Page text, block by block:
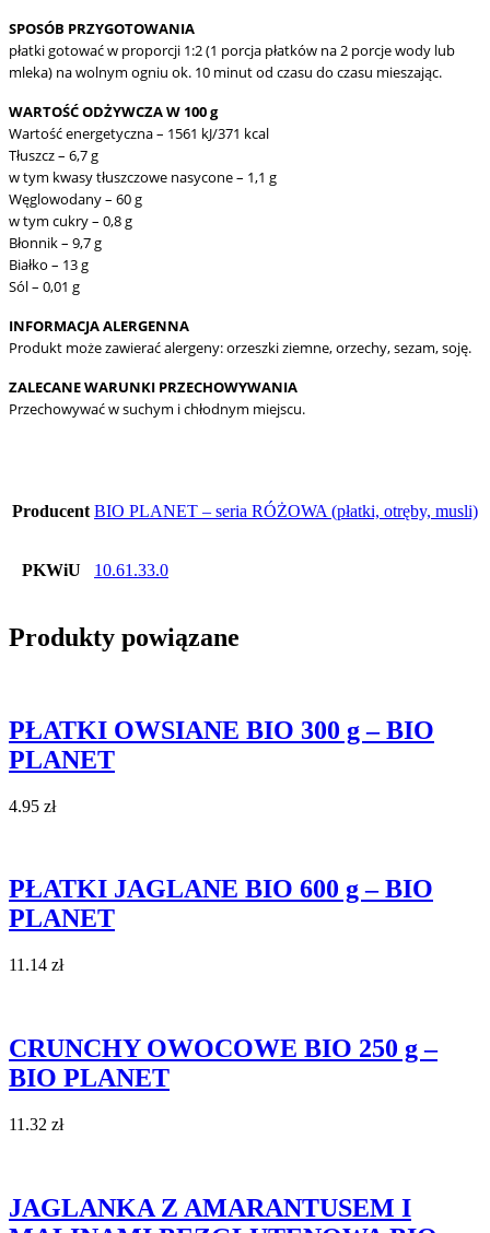
SPOSÓB PRZYGOTOWANIA
płatki gotować w proporcji 1:2 (1 porcja płatków na 2 porcje wody lub
mleka) na wolnym ogniu ok. 10 minut od czasu do czasu mieszając.
WARTOŚĆ ODŻYWCZA W 100 g
Wartość energetyczna – 1561 kJ/371 kcal
Tłuszcz – 6,7 g
w tym kwasy tłuszczowe nasycone – 1,1 g
Węglowodany – 60 g
w tym cukry – 0,8 g
Błonnik – 9,7 g
Białko – 13 g
Sól – 0,01 g
INFORMACJA ALERGENNA
Produkt może zawierać alergeny: orzeszki ziemne, orzechy, sezam, soję.
ZALECANE WARUNKI PRZECHOWYWANIA
Przechowywać w suchym i chłodnym miejscu.
Producent BIO PLANET – seria RÓŻOWA (płatki, otręby, musli)
PKWiU 10.61.33.0
Produkty powiązane
PŁATKI OWSIANE BIO 300 g – BIO
PLANET
4.95 zł
PŁATKI JAGLANE BIO 600 g – BIO
PLANET
11.14 zł
CRUNCHY OWOCOWE BIO 250 g –
BIO PLANET
11.32 zł
JAGLANKA Z AMARANTUSEM I